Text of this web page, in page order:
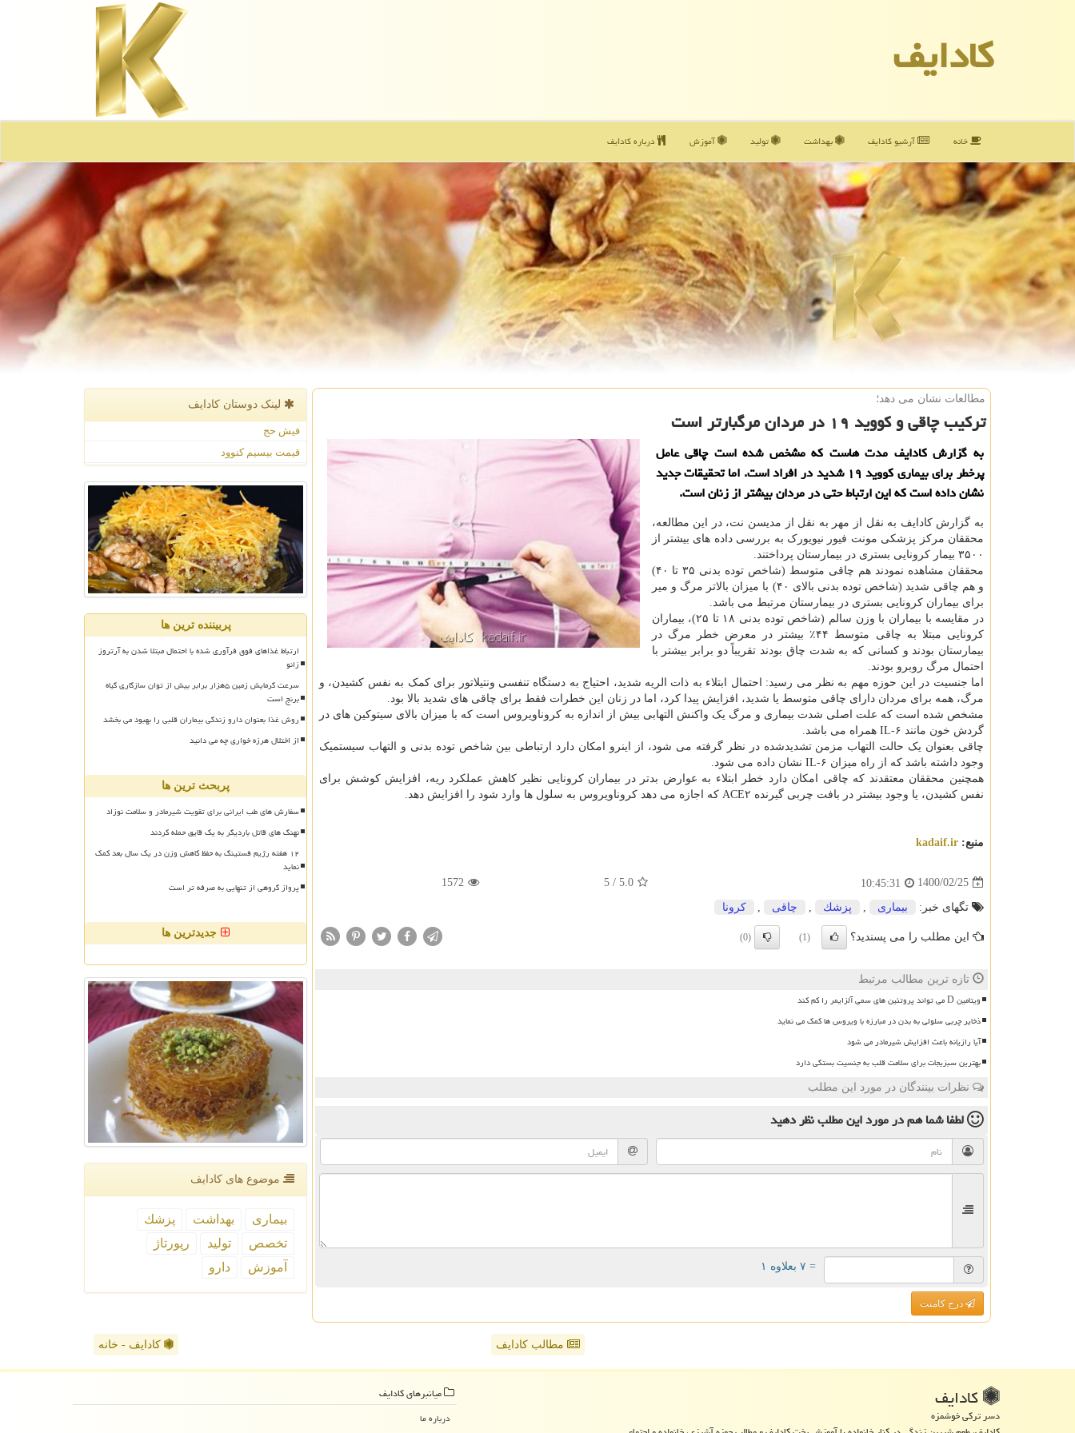
كادایف
خانه آرشیو كادایف بهداشت تولید آموزش درباره كادایف
مطالعات نشان می دهد؛
تركیب چاقی و كووید ۱۹ در مردان مرگبارتر است
به گزارش کادایف مدت هاست که مشخص شده است چاقی عامل
پرخطر برای بیماری کووید ۱۹ شدید در افراد است. اما تحقیقات جدید
نشان داده است که این ارتباط حتی در مردان بیشتر از زنان است.
به گزارش کادایف به نقل از مهر به نقل از مدیسن نت، در این مطالعه،
محققان مرکز پزشکی مونت فیور نیویورک به بررسی داده های بیشتر از
۳۵۰۰ بیمار کرونایی بستری در بیمارستان پرداختند.
محققان مشاهده نمودند هم چاقی متوسط (شاخص توده بدنی ۳۵ تا ۴۰)
و هم چاقی شدید (شاخص توده بدنی بالای ۴۰) با میزان بالاتر مرگ و میر
برای بیماران کرونایی بستری در بیمارستان مرتبط می باشد.
در مقایسه با بیماران با وزن سالم (شاخص توده بدنی ۱۸ تا ۲۵)، بیماران
کرونایی مبتلا به چاقی متوسط ۴۴٪ بیشتر در معرض خطر مرگ در
بیمارستان بودند و کسانی که به شدت چاق بودند تقریباً دو برابر بیشتر با
احتمال مرگ روبرو بودند.
اما جنسیت در این حوزه مهم به نظر می رسید: احتمال ابتلاء به ذات الریه شدید، احتیاج به دستگاه تنفسی ونتیلاتور برای کمک به نفس کشیدن، و
مرگ، همه برای مردان دارای چاقی متوسط یا شدید، افزایش پیدا کرد، اما در زنان این خطرات فقط برای چاقی های شدید بالا بود.
مشخص شده است که علت اصلی شدت بیماری و مرگ یک واکنش التهابی بیش از اندازه به کروناویروس است که با میزان بالای سیتوکین های در
گردش خون مانند IL-۶ همراه می باشد.
چاقی بعنوان یک حالت التهاب مزمن تشدیدشده در نظر گرفته می شود، از اینرو امکان دارد ارتباطی بین شاخص توده بدنی و التهاب سیستمیک
وجود داشته باشد که از راه میزان IL-۶ نشان داده می شود.
همچنین محققان معتقدند که چاقی امکان دارد خطر ابتلاء به عوارض بدتر در بیماران کرونایی نظیر کاهش عملکرد ریه، افزایش کوشش برای
نفس کشیدن، یا وجود بیشتر در بافت چربی گیرنده ACE۲ که اجازه می دهد کروناویروس به سلول ها وارد شود را افزایش دهد.
منبع: kadaif.ir
1400/02/25
10:45:31
5.0
/
5
1572
تگهای خبر: بیماری , پزشك , چاقی , كرونا
این مطلب را می پسندید؟ (1)
(0)
تازه ترین مطالب مرتبط
ویتامین D می تواند پروتئین های سمی آلزایمر را کم کند
ذخایر چربی سلولی به بدن در مبارزه با ویروس ها کمک می نماید
آیا رازیانه باعث افزایش شیرمادر می شود
بهترین سبزیجات برای سلامت قلب به جنسیت بستگی دارد
نظرات بینندگان در مورد این مطلب
لطفا شما همدر مورد این مطلبنظر دهید
= ۷ بعلاوه ۱
درج کامنت
لینک دوستان كادایف
فیش حج
قیمت بیسیم کنوود
پربیننده ترین ها
ارتباط غذاهای فوق فرآوری شده با احتمال مبتلا شدن به آرتروز
زانو
سرعت گرمایش زمین ۵هزار برابر بیش از توان سازگاری گیاه
برنج است
روش غذا بعنوان دارو زندگی بیماران قلبی را بهبود می بخشد
از اختلال هرزه خواری چه می دانید
پربحث ترین ها
سفارش های طب ایرانی برای تقویت شیرمادر و سلامت نوزاد
نهنگ های قاتل باردیگر به یک قایق حمله کردند
۱۲ هفته رژیم فستینگ به حفظ کاهش وزن در یک سال بعد کمک
نماید
پرواز گروهی از تنهایی به صرفه تر است
جدیدترین ها
موضوع های كادایف
بیماری بهداشت
پزشك
تخصص
تولید
رپورتاژ
آموزش
دارو
مطالب کادایف کادایف - خانه
كادایف
دسر ترکی خوشمزه
میانبرهای كادایف
درباره ما